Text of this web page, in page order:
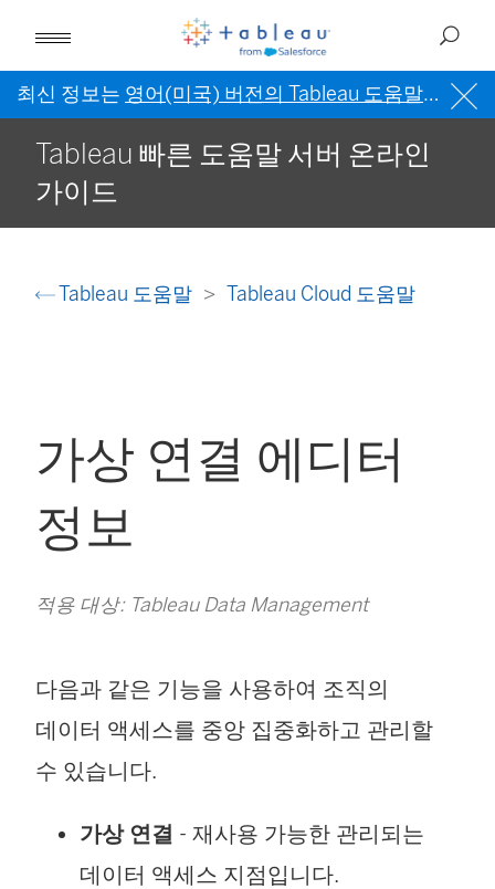
최신 정보는 영어(미국) 버전의 Tableau 도움말을 참조
Tableau 빠른 도움말 서버 온라인
가이드
Tableau 도움말 Tableau Cloud 도움말
가상 연결 에디터
정보
적용 대상: Tableau Data Management
다음과 같은 기능을 사용하여 조직의
데이터 액세스를 중앙 집중화하고 관리할
수 있습니다.
가상 연결 - 재사용 가능한 관리되는
데이터 액세스 지점입니다.